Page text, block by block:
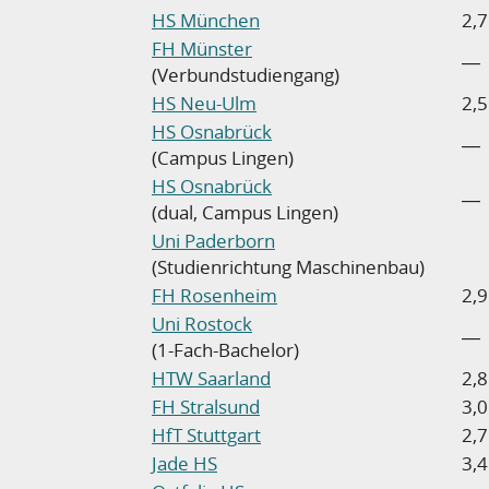
HS München
2,7
FH Münster
(Verbundstudiengang)
―
HS Neu-Ulm
2,5
HS Osnabrück
(Campus Lingen)
―
HS Osnabrück
(dual, Campus Lingen)
―
Uni Paderborn
(Studienrichtung Maschinenbau)
FH Rosenheim
2,9
Uni Rostock
(1-Fach-Bachelor)
―
HTW Saarland
2,8
FH Stralsund
3,0
HfT Stuttgart
2,7
Jade HS
3,4